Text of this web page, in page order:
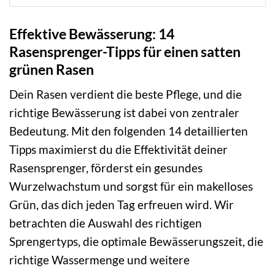
Effektive Bewässerung: 14
Rasensprenger-Tipps für einen satten
grünen Rasen
Dein Rasen verdient die beste Pflege, und die
richtige Bewässerung ist dabei von zentraler
Bedeutung. Mit den folgenden 14 detaillierten
Tipps maximierst du die Effektivität deiner
Rasensprenger, förderst ein gesundes
Wurzelwachstum und sorgst für ein makelloses
Grün, das dich jeden Tag erfreuen wird. Wir
betrachten die Auswahl des richtigen
Sprengertyps, die optimale Bewässerungszeit, die
richtige Wassermenge und weitere